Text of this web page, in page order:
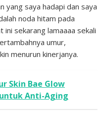
yang saya hadapi dan saya
noda hitam pada
sekarang lamaaaa sekali
umur,
menurun kinerjanya.
Skin Bae Glow
Anti-Aging